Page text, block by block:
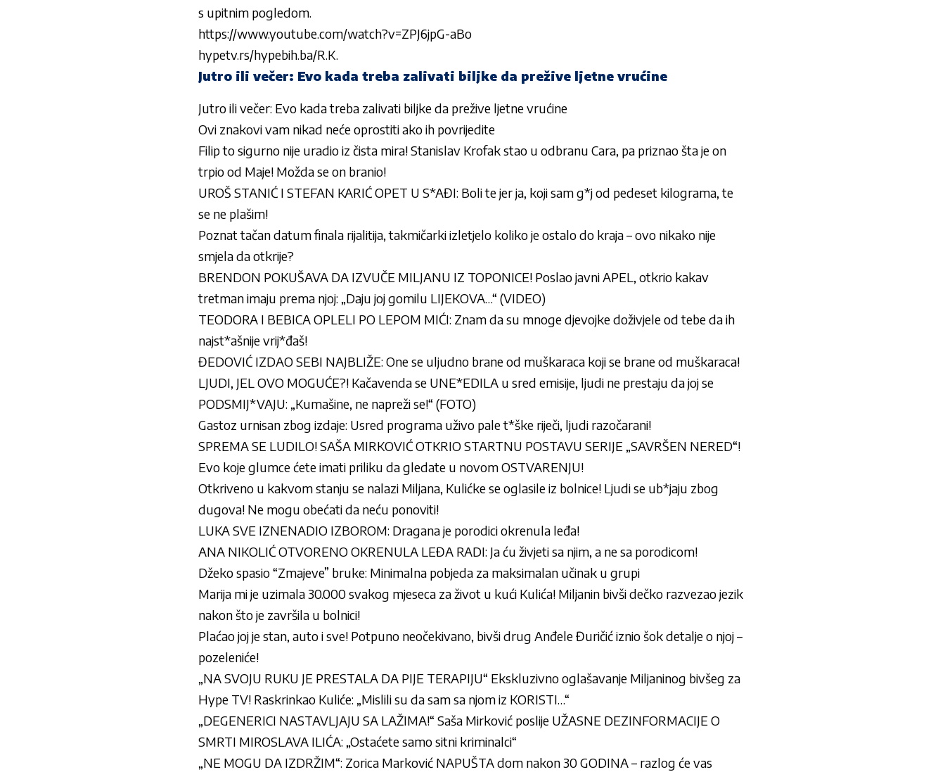
s upitnim pogledom.
https://www.youtube.com/watch?v=ZPJ6jpG-aBo
hypetv.rs/hypebih.ba/R.K.
Jutro ili večer: Evo kada treba zalivati biljke da prežive ljetne vrućine
Jutro ili večer: Evo kada treba zalivati biljke da prežive ljetne vrućine
Ovi znakovi vam nikad neće oprostiti ako ih povrijedite
Filip to sigurno nije uradio iz čista mira! Stanislav Krofak stao u odbranu Cara, pa priznao šta je on
trpio od Maje! Možda se on branio!
UROŠ STANIĆ I STEFAN KARIĆ OPET U S*AĐI: Boli te jer ja, koji sam g*j od pedeset kilograma, te
se ne plašim!
Poznat tačan datum finala rijalitija, takmičarki izletjelo koliko je ostalo do kraja – ovo nikako nije
smjela da otkrije?
BRENDON POKUŠAVA DA IZVUČE MILJANU IZ TOPONICE! Poslao javni APEL, otkrio kakav
tretman imaju prema njoj: „Daju joj gomilu LIJEKOVA…“ (VIDEO)
TEODORA I BEBICA OPLELI PO LEPOM MIĆI: Znam da su mnoge djevojke doživjele od tebe da ih
najst*ašnije vrij*đaš!
ĐEDOVIĆ IZDAO SEBI NAJBLIŽE: One se uljudno brane od muškaraca koji se brane od muškaraca!
LJUDI, JEL OVO MOGUĆE?! Kačavenda se UNE*EDILA u sred emisije, ljudi ne prestaju da joj se
PODSMIJ*VAJU: „Kumašine, ne napreži se!“ (FOTO)
Gastoz urnisan zbog izdaje: Usred programa uživo pale t*ške riječi, ljudi razočarani!
SPREMA SE LUDILO! SAŠA MIRKOVIĆ OTKRIO STARTNU POSTAVU SERIJE „SAVRŠEN NERED“!
Evo koje glumce ćete imati priliku da gledate u novom OSTVARENJU!
Otkriveno u kakvom stanju se nalazi Miljana, Kulićke se oglasile iz bolnice! Ljudi se ub*jaju zbog
dugova! Ne mogu obećati da neću ponoviti!
LUKA SVE IZNENADIO IZBOROM: Dragana je porodici okrenula leđa!
ANA NIKOLIĆ OTVORENO OKRENULA LEĐA RADI: Ja ću živjeti sa njim, a ne sa porodicom!
Džeko spasio “Zmajeve” bruke: Minimalna pobjeda za maksimalan učinak u grupi
Marija mi je uzimala 30.000 svakog mjeseca za život u kući Kulića! Miljanin bivši dečko razvezao jezik
nakon što je završila u bolnici!
Plaćao joj je stan, auto i sve! Potpuno neočekivano, bivši drug Anđele Đuričić iznio šok detalje o njoj –
pozeleniće!
„NA SVOJU RUKU JE PRESTALA DA PIJE TERAPIJU“ Ekskluzivno oglašavanje Miljaninog bivšeg za
Hype TV! Raskrinkao Kuliće: „Mislili su da sam sa njom iz KORISTI…“
„DEGENERICI NASTAVLJAJU SA LAŽIMA!“ Saša Mirković poslije UŽASNE DEZINFORMACIJE O
SMRTI MIROSLAVA ILIĆA: „Ostaćete samo sitni kriminalci“
„NE MOGU DA IZDRŽIM“: Zorica Marković NAPUŠTA dom nakon 30 GODINA – razlog će vas